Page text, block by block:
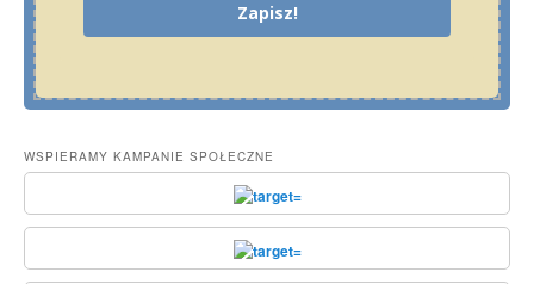
Zapisz!
WSPIERAMY KAMPANIE SPOŁECZNE